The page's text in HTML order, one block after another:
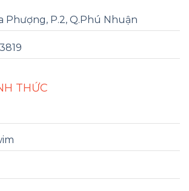
Phượng, P.2, Q.Phú Nhuận
THỨC